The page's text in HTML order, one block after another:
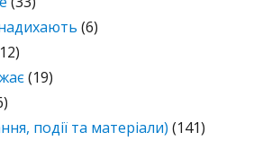
(6)
(19)
події та матеріали) (141)